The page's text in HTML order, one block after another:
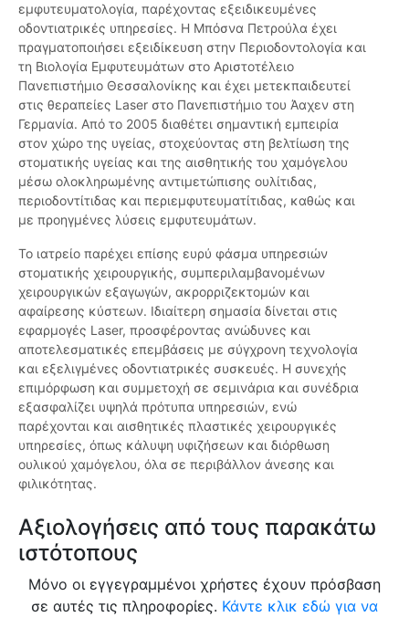
εμφυτευματολογία, παρέχοντας εξειδικευμένες
οδοντιατρικές υπηρεσίες. Η Μπόσνα Πετρούλα έχει
πραγματοποιήσει εξειδίκευση στην Περιοδοντολογία και
τη Βιολογία Εμφυτευμάτων στο Αριστοτέλειο
Πανεπιστήμιο Θεσσαλονίκης και έχει μετεκπαιδευτεί
στις θεραπείες Laser στο Πανεπιστήμιο του Άαχεν στη
Γερμανία. Από το 2005 διαθέτει σημαντική εμπειρία
στον χώρο της υγείας, στοχεύοντας στη βελτίωση της
στοματικής υγείας και της αισθητικής του χαμόγελου
μέσω ολοκληρωμένης αντιμετώπισης ουλίτιδας,
περιοδοντίτιδας και περιεμφυτευματίτιδας, καθώς και
με προηγμένες λύσεις εμφυτευμάτων.
Το ιατρείο παρέχει επίσης ευρύ φάσμα υπηρεσιών
στοματικής χειρουργικής, συμπεριλαμβανομένων
χειρουργικών εξαγωγών, ακρορριζεκτομών και
αφαίρεσης κύστεων. Ιδιαίτερη σημασία δίνεται στις
εφαρμογές Laser, προσφέροντας ανώδυνες και
αποτελεσματικές επεμβάσεις με σύγχρονη τεχνολογία
και εξελιγμένες οδοντιατρικές συσκευές. Η συνεχής
επιμόρφωση και συμμετοχή σε σεμινάρια και συνέδρια
εξασφαλίζει υψηλά πρότυπα υπηρεσιών, ενώ
παρέχονται και αισθητικές πλαστικές χειρουργικές
υπηρεσίες, όπως κάλυψη υφιζήσεων και διόρθωση
ουλικού χαμόγελου, όλα σε περιβάλλον άνεσης και
φιλικότητας.
Αξιολογήσεις από τους παρακάτω
ιστότοπους
Μόνο οι εγγεγραμμένοι χρήστες έχουν πρόσβαση
σε αυτές τις πληροφορίες. Κάντε κλικ εδώ για να